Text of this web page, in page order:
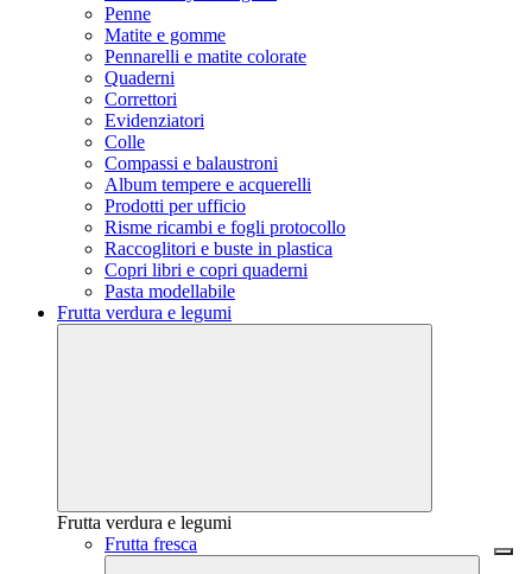
Penne
Matite e gomme
Pennarelli e matite colorate
Quaderni
Correttori
Evidenziatori
Colle
Compassi e balaustroni
Album tempere e acquerelli
Prodotti per ufficio
Risme ricambi e fogli protocollo
Raccoglitori e buste in plastica
Copri libri e copri quaderni
Pasta modellabile
Frutta verdura e legumi
Frutta verdura e legumi
Frutta fresca